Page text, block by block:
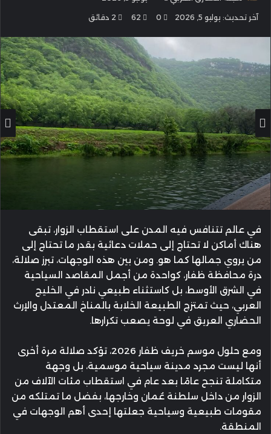
آخر تحديث: يوليو 5, 2026 0
62
في عالم تتنافس فيه المدن على استقطاب الزوار، تبقى
هناك أماكن لا تحتاج إلى حملات دعائية بقدر ما تحتاج إلى
من يروي جمالها كما هو. ومن بين هذه الوجهات، تبرز صلالة،
درة محافظة ظفار، كواحدة من أجمل المقاصد السياحية
في الشرق الأوسط، بل كاستثناء طبيعي نادر في الخليج
العربي، حيث تمتزج الطبيعة الخلابة بالمناخ المعتدل والإرث
الحضاري العريق في لوحة يصعب تكرارها.
ومع حلول موسم خريف ظفار 2026، تؤكد صلالة مرة أخرى
أنها ليست مجرد مدينة سياحية موسمية، بل وجهة
متكاملة تنجح عامًا بعد عام في استقطاب مئات الآلاف من
الزوار من داخل سلطنة عُمان وخارجها، بفضل ما تمتلكه من
مقومات طبيعية وسياحية جعلتها إحدى أهم الوجهات في
المنطقة.